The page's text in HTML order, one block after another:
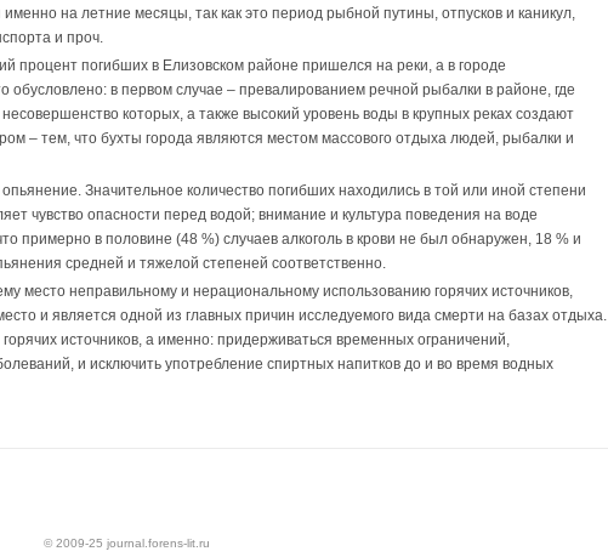
на летние месяцы, так как это период рыбной путины, отпусков и каникул,
и проч.
процент погибших в Елизовском районе пришелся на реки, а в городе
обусловлено: в первом случае – превалированием речной рыбалки в районе, где
которых, а также высокий уровень воды в крупных реках создают
– тем, что бухты города являются местом массового отдыха людей, рыбалки и
Значительное количество погибших находились в той или иной степени
чувство опасности перед водой; внимание и культура поведения на воде
примерно в половине (48 %) случаев алкоголь в крови не был обнаружен, 18 % и
средней и тяжелой степеней соответственно.
место неправильному и нерациональному использованию горячих источников,
и является одной из главных причин исследуемого вида смерти на базах отдыха.
источников, а именно: придерживаться временных ограничений,
и исключить употребление спиртных напитков до и во время водных
© 2009-25 journal.forens-lit.ru